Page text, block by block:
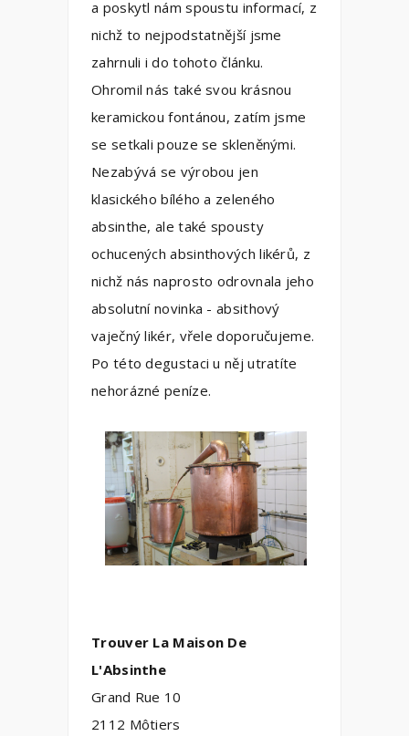
a poskytl nám spoustu informací, z
nichž to nejpodstatnější jsme
zahrnuli i do tohoto článku.
Ohromil nás také svou krásnou
keramickou fontánou, zatím jsme
se setkali pouze se skleněnými.
Nezabývá se výrobou jen
klasického bílého a zeleného
absinthe, ale také spousty
ochucených absinthových likérů, z
nichž nás naprosto odrovnala jeho
absolutní novinka - absithový
vaječný likér, vřele doporučujeme.
Po této degustaci u něj utratíte
nehorázné peníze.
Trouver La Maison De
L'Absinthe
Grand Rue 10
2112 Môtiers